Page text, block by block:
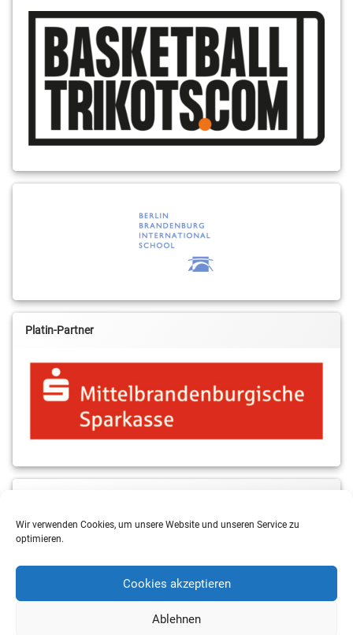
Wir verwenden Cookies, um unsere Website und unseren Service zu
optimieren.
Cookies akzeptieren
Ablehnen
Platin-Partner